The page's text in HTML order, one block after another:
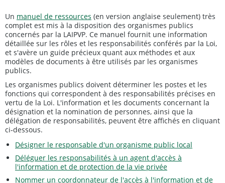
Un manuel de ressources (en version anglaise seulement) très
complet est mis à la disposition des organismes publics
concernés par la LAIPVP. Ce manuel fournit une information
détaillée sur les rôles et les responsabilités conférés par la Loi,
et s'avère un guide précieux quant aux méthodes et aux
modèles de documents à être utilisés par les organismes
publics.
Les organismes publics doivent déterminer les postes et les
fonctions qui correspondent à des responsabilités précises en
vertu de la Loi. L'information et les documents concernant la
désignation et la nomination de personnes, ainsi que la
délégation de responsabilités, peuvent être affichés en cliquant
ci‑dessous.
Désigner le responsable d'un organisme public local
Déléguer les responsabilités à un agent d'accès à
l'information et de protection de la vie privée
Nommer un coordonnateur de l'accès à l'information et de